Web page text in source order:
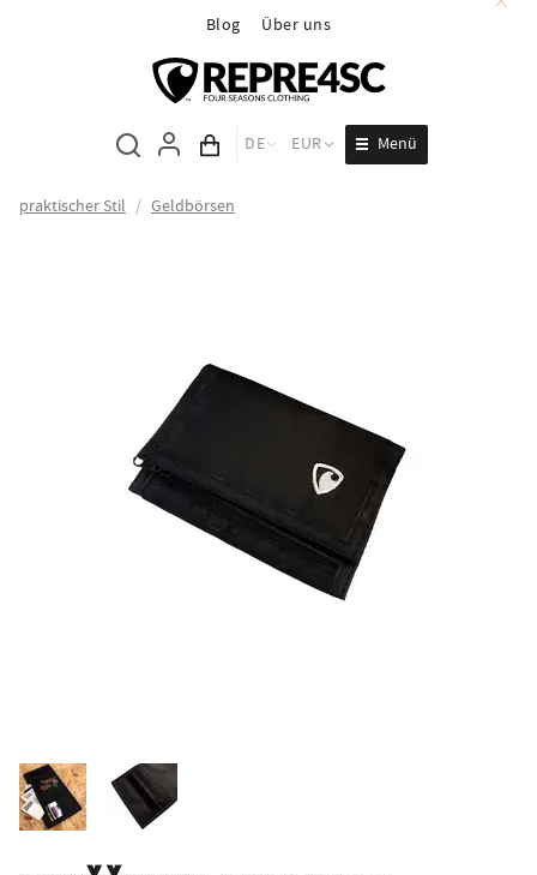
Blog Über uns
Inhalt des Wagens
DE EUR Menü
praktischer Stil / Geldbörsen